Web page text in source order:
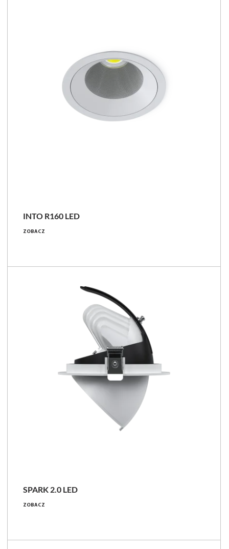
INTO R160 LED
ZOBACZ
SPARK 2.0 LED
ZOBACZ